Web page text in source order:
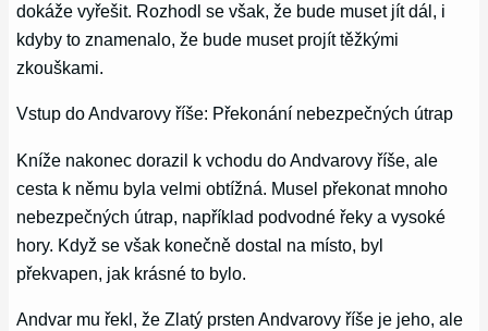
dokáže vyřešit. Rozhodl se však, že bude muset jít dál, i
kdyby to znamenalo, že bude muset projít těžkými
zkouškami.
Vstup do Andvarovy říše: Překonání nebezpečných útrap
Kníže nakonec dorazil k vchodu do Andvarovy říše, ale
cesta k němu byla velmi obtížná. Musel překonat mnoho
nebezpečných útrap, například podvodné řeky a vysoké
hory. Když se však konečně dostal na místo, byl
překvapen, jak krásné to bylo.
Andvar mu řekl, že Zlatý prsten Andvarovy říše je jeho, ale